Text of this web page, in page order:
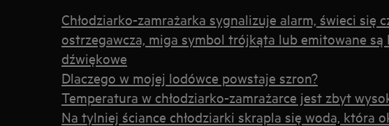
Chłodziarko-zamrażarka sygnalizuje alarm, świeci się
ostrzegawcza, miga symbol trójkąta lub emitowane są
dźwiękowe
Dlaczego w mojej lodówce powstaje szron?
Temperatura w chłodziarko-zamrażarce jest zbyt
Na tylniej ściance chłodziarki skrapla się woda, która